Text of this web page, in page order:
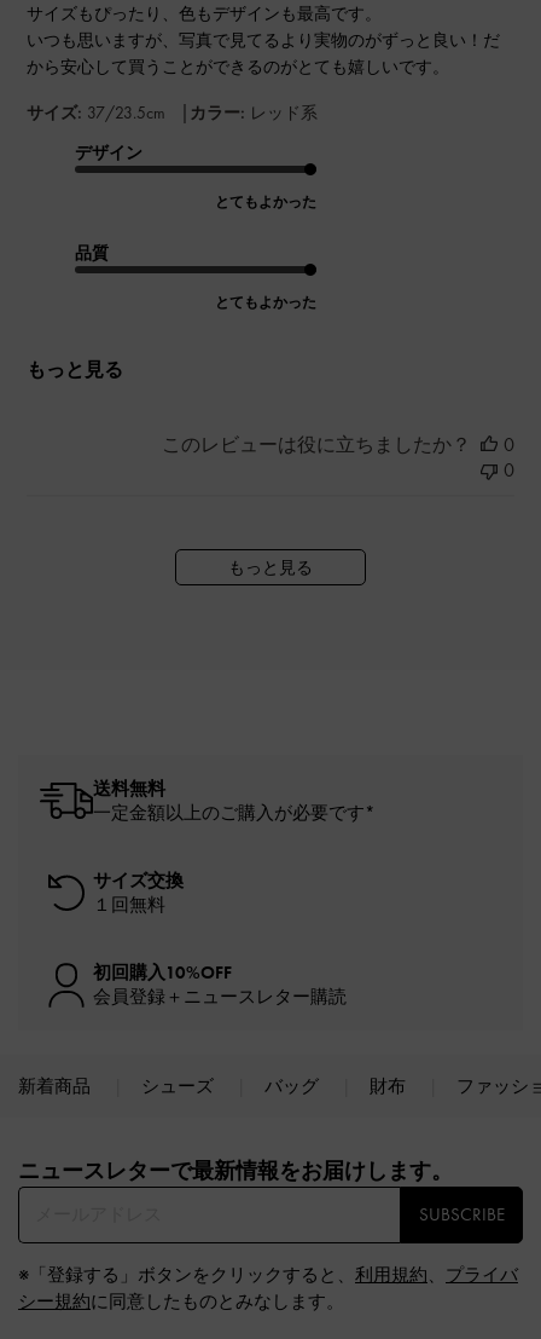
サイズもぴったり、色もデザインも最高です。
いつも思いますが、写真で見てるより実物のがずっと良い！だ
から安心して買うことができるのがとても嬉しいです。
サイズ: 37/23.5cm | カラー: レッド系
デザイン
とてもよかった
品質
とてもよかった
もっと見る
このレビューは役に立ちましたか？
0
0
もっと見る
送料無料
一定金額以上のご購入が必要です*
サイズ交換
１回無料
初回購入10%OFF
会員登録＋ニュースレター購読
新着商品 シューズ バッグ 財布 ファッシ
ニュースレターで最新情報をお届けします。​
SUBSCRIBE
※「登録する」ボタンをクリックすると、 利用規約、 プライバ
シー規約に同意したものとみなします。